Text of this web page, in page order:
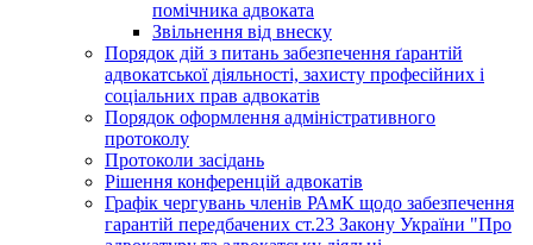
помічника адвоката
Звільнення від внеску
Порядок дій з питань забезпечення ґарантій
адвокатської діяльності, захисту професійних і
соціальних прав адвокатів
Порядок оформлення адміністративного
протоколу
Протоколи засідань
Рішення конференцій адвокатів
Графік чергувань членів РАмК щодо забезпечення
гарантій передбачених ст.23 Закону України "Про